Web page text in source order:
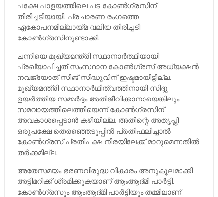
പക്ഷേ പാളയത്തിലെ പട കോണ്‍ഗ്രസിന്
തിരിച്ചടിയായി. പ്രചാരണ രംഗത്തെ
ഏകോപനമില്ലായ്മ വലിയ തിരിച്ചടി
കോണ്‍ഗ്രസിനുണ്ടാക്കി.
ചന്നിയെ മുഖ്യമന്ത്രി സ്ഥാനാര്‍ത്ഥിയായി
പ്രഖ്യാപിച്ചത് സംസ്ഥാന കോണ്‍ഗ്രസ് അധ്യക്ഷന്‍
നവജ്യോത് സിങ് സിദ്ധുവിന് ഇഷ്ടമായിട്ടില്ല.
മുഖ്യമന്ത്രി സ്ഥാനാര്‍ഥിത്വത്തിനായി സിദ്ദു
ഉയര്‍ത്തിയ സമ്മര്‍ദ്ദം അതിജീവിക്കാനായെങ്കിലും
സമവായത്തിലെത്തിയെന്ന് കോണ്‍ഗ്രസിന്
അവകാശപ്പെടാന്‍ കഴിയില്ല. അതിന്റെ അതൃപ്തി
ഒരുപക്ഷേ തെരഞ്ഞെടുപ്പില്‍ പ്രതിഫലിച്ചാല്‍
കോണ്‍ഗ്രസ് പ്രതിപക്ഷ നിരയിലേക്ക് മാറുമെന്നതില്‍
തര്‍ക്കമില്ല.
അതേസമയം ഭരണവിരുദ്ധ വികാരം അനുകൂലമാക്കി
അട്ടിമറിക്ക് ശ്രമിക്കുകയാണ് ആംആദ്മി പാര്‍ട്ടി.
കോണ്‍ഗ്രസും ആംആദ്മി പാര്‍ട്ടിയും തമ്മിലാണ്